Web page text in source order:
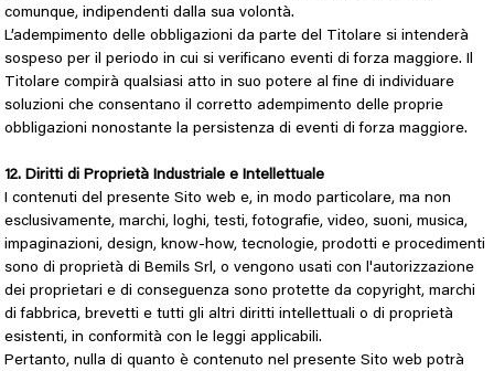
comunque, indipendenti dalla sua volontà.
L’adempimento delle obbligazioni da parte del Titolare si intenderà
sospeso per il periodo in cui si verificano eventi di forza maggiore. Il
Titolare compirà qualsiasi atto in suo potere al fine di individuare
soluzioni che consentano il corretto adempimento delle proprie
obbligazioni nonostante la persistenza di eventi di forza maggiore.
12. Diritti di Proprietà Industriale e Intellettuale
I contenuti del presente Sito web e, in modo particolare, ma non
esclusivamente, marchi, loghi, testi, fotografie, video, suoni, musica,
impaginazioni, design, know-how, tecnologie, prodotti e procedimenti
sono di proprietà di Bemils Srl, o vengono usati con l'autorizzazione
dei proprietari e di conseguenza sono protette da copyright, marchi
di fabbrica, brevetti e tutti gli altri diritti intellettuali o di proprietà
esistenti, in conformità con le leggi applicabili.
Pertanto, nulla di quanto è contenuto nel presente Sito web potrà